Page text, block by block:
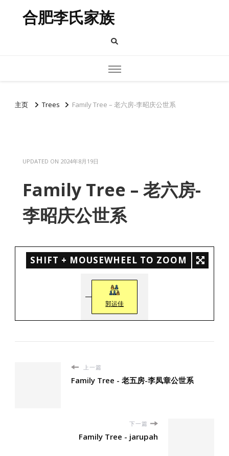
合肥李氏家族
主页 Trees Family Tree – 老六房-李昭庆公世系
UPDATED ON 2024年8月19日
Family Tree – 老六房-
李昭庆公世系
SHIFT + MOUSEWHEEL TO ZOOM
郭运佳
上一篇
Family Tree - 老五房-李凤章公世系
下一篇
Family Tree - jarupah